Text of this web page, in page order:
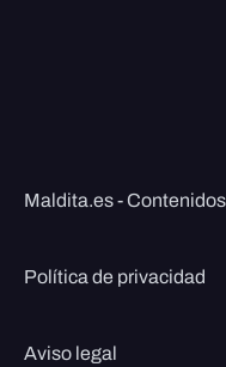
Maldita.es -
Política de privacidad
Aviso legal